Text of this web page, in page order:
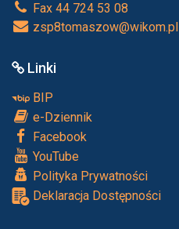
Fax 44 724 53 08
zsp8tomaszow@wikom.pl
Linki
BIP
e-Dziennik
Facebook
YouTube
Polityka Prywatności
Deklaracja Dostępności